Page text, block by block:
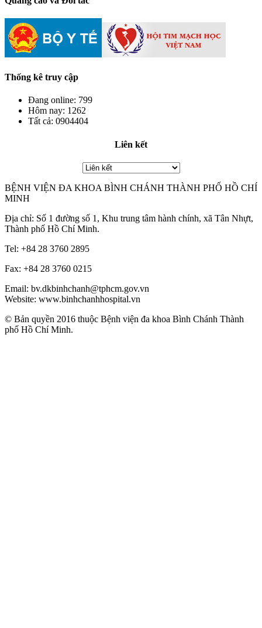
Thống kê truy cập
Đang online: 799
Hôm nay: 1262
Tất cả: 0904404
Liên kết
BỆNH VIỆN ĐA KHOA BÌNH CHÁNH THÀNH PHỐ HỒ CHÍ
MINH
Địa chỉ: Số 1 đường số 1, Khu trung tâm hành chính, xã Tân Nhựt,
Thành phố Hồ Chí Minh.
Tel: +84 28 3760 2895
Fax: +84 28 3760 0215
Email: bv.dkbinhchanh@tphcm.gov.vn
Website: www.binhchanhhospital.vn
© Bản quyền 2016 thuộc Bệnh viện đa khoa Bình Chánh Thành
phố Hồ Chí Minh.